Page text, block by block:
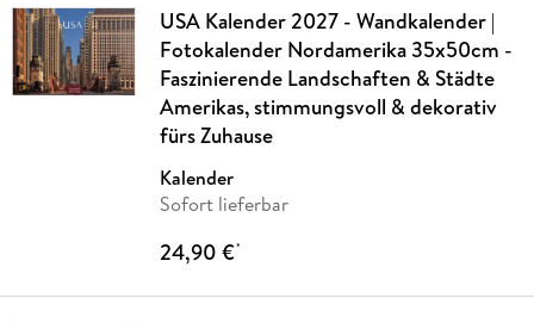
USA Kalender 2027 - Wandkalender |
Fotokalender Nordamerika 35x50cm -
Faszinierende Landschaften & Städte
Amerikas, stimmungsvoll & dekorativ
fürs Zuhause
Kalender
Sofort lieferbar
24,90 €*